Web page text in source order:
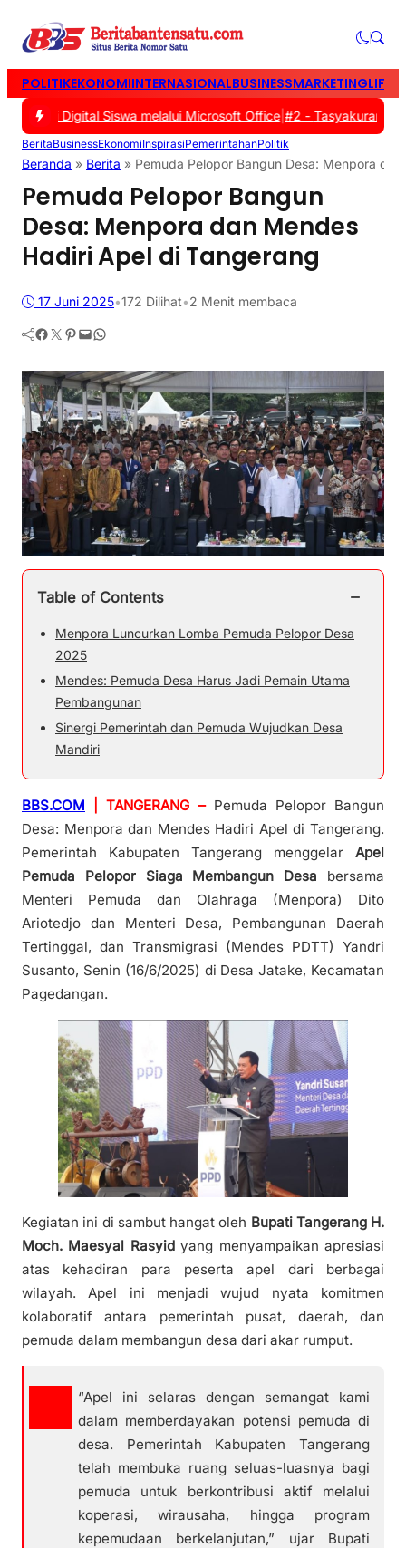
POLITIKEKONOMIINTERNASIONALBUSINESSMARKETING
Digital Siswa melalui Microsoft Office|#2 -Tasyakuran Warga
BeritaBusinessEkonomiInspirasiPemerintahanPolitik
Beranda » Berita » Pemuda Pelopor Bangun Desa: Menpora
Pemuda Pelopor Bangun
Desa: Menpora dan Mendes
Hadiri Apel di Tangerang
17 Juni 2025•172 Dilihat•2 Menit membaca
Facebook Twitter Pinterest Mail WhatsApp
Table of Contents −
Menpora Luncurkan Lomba Pemuda Pelopor Desa
2025
Mendes: Pemuda Desa Harus Jadi Pemain Utama
Pembangunan
Sinergi Pemerintah dan Pemuda Wujudkan Desa
Mandiri
BBS.COM | TANGERANG –Pemuda Pelopor Bangun
Desa: Menpora dan Mendes Hadiri Apel di Tangerang.
Pemerintah Kabupaten Tangerang menggelar Apel
Pemuda Pelopor Siaga Membangun Desa bersama
Menteri Pemuda dan Olahraga (Menpora) Dito
Ariotedjo dan Menteri Desa, Pembangunan Daerah
Tertinggal, dan Transmigrasi (Mendes PDTT) Yandri
Susanto, Senin (16/6/2025) di Desa Jatake, Kecamatan
Pagedangan.
Kegiatan ini di sambut hangat oleh Bupati Tangerang H.
Moch. Maesyal Rasyidyang menyampaikan apresiasi
atas kehadiran para peserta apel dari berbagai
wilayah. Apel ini menjadi wujud nyata komitmen
kolaboratif antara pemerintah pusat, daerah, dan
pemuda dalam membangun desa dari akar rumput.
“Apel ini selaras dengan semangat kami
dalam memberdayakan potensi pemuda di
desa. Pemerintah Kabupaten Tangerang
telah membuka ruang seluas-luasnya bagi
pemuda untuk berkontribusi aktif melalui
koperasi, wirausaha, hingga program
kepemudaan berkelanjutan,” ujar Bupati